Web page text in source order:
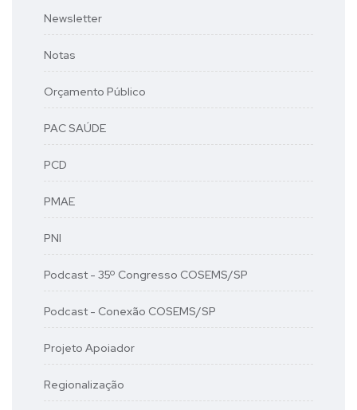
Newsletter
Notas
Orçamento Público
PAC SAÚDE
PCD
PMAE
PNI
Podcast - 35º Congresso COSEMS/SP
Podcast - Conexão COSEMS/SP
Projeto Apoiador
Regionalização